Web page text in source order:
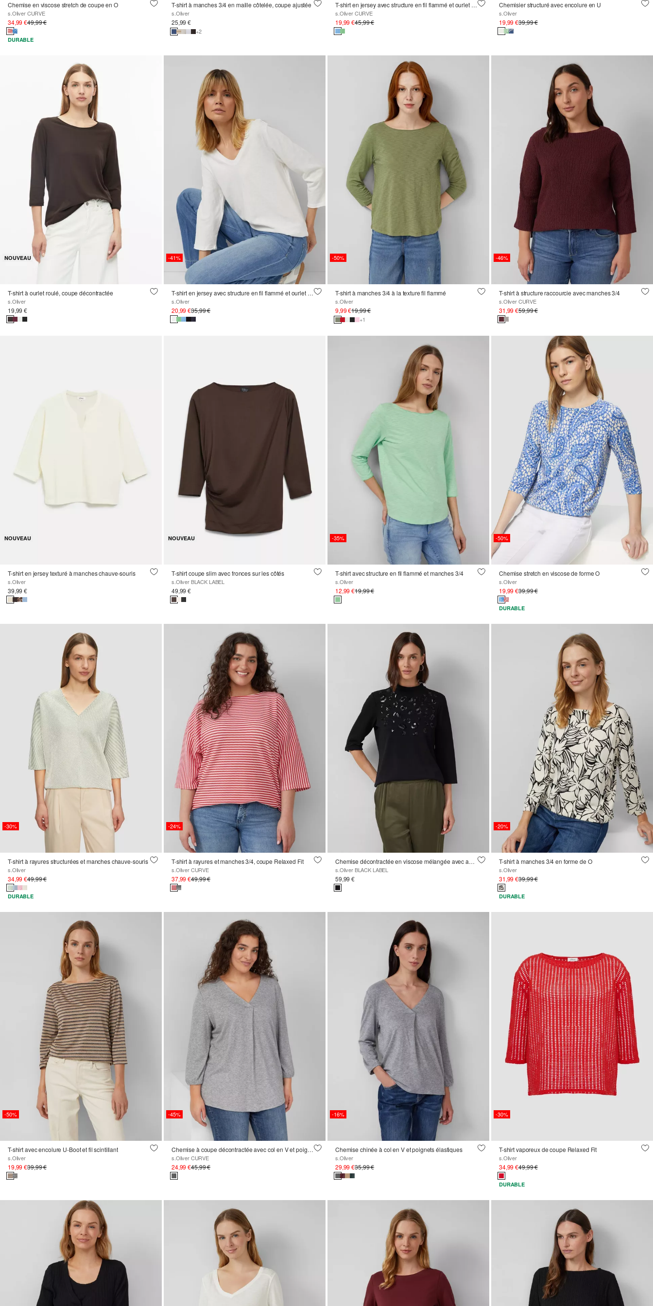
Chemise en viscose stretch de coupe en O
s.Oliver CURVE
34,99 €49,99 €
DURABLE
T-shirt à manches 3/4 en maille côtelée, coupe ajustée
s.Oliver
25,99 €
+2
T-shirt en jersey avec structure en fil flammé et ourlet arrondi
s.Oliver CURVE
19,99 €45,99 €
Chemisier structuré avec encolure en U
s.Oliver
19,99 €39,99 €
NOUVEAU
T-shirt à ourlet roulé, coupe décontractée
s.Oliver
19,99 €
-41%
T-shirt en jersey avec structure en fil flammé et ourlet arrondi
s.Oliver
20,99 €35,99 €
-50%
T-shirt à manches 3/4 à la texture fil flammé
s.Oliver
9,99 €19,99 €
+1
-46%
T-shirt à structure raccourcie avec manches 3/4
s.Oliver CURVE
31,99 €59,99 €
NOUVEAU
T-shirt en jersey texturé à manches chauve-souris
s.Oliver
39,99 €
NOUVEAU
T-shirt coupe slim avec fronces sur les côtés
s.Oliver BLACK LABEL
49,99 €
-35%
T-shirt avec structure en fil flammé et manches 3/4
s.Oliver
12,99 €19,99 €
-50%
Chemise stretch en viscose de forme O
s.Oliver
19,99 €39,99 €
DURABLE
-30%
T-shirt à rayures structurées et manches chauve-souris
s.Oliver
34,99 €49,99 €
DURABLE
-24%
T-shirt à rayures et manches 3/4, coupe Relaxed Fit
s.Oliver CURVE
37,99 €49,99 €
Chemise décontractée en viscose mélangée avec applications de paillettes
s.Oliver BLACK LABEL
59,99 €
-20%
T-shirt à manches 3/4 en forme de O
s.Oliver
31,99 €39,99 €
DURABLE
-50%
T-shirt avec encolure U-Boot et fil scintillant
s.Oliver
19,99 €39,99 €
-45%
Chemise à coupe décontractée avec col en V et poignets élastiques
s.Oliver CURVE
24,99 €45,99 €
-16%
Chemise chinée à col en V et poignets élastiques
s.Oliver
29,99 €35,99 €
-30%
T-shirt vaporeux de coupe Relaxed Fit
s.Oliver
34,99 €49,99 €
DURABLE